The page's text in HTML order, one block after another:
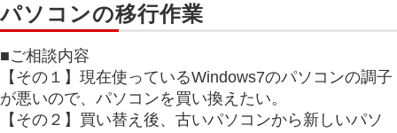
パソコンの移行作業
■ご相談内容
【その１】現在使っているWindows7のパソコンの調子
が悪いので、パソコンを買い換えたい。
【その２】買い替え後、古いパソコンから新しいパソ